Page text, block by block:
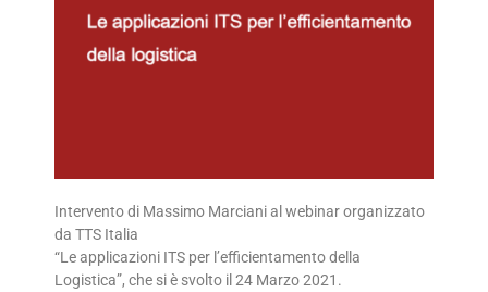
Intervento di Massimo Marciani al webinar organizzato
da TTS Italia
“Le applicazioni ITS per l’efficientamento della
Logistica”, che si è svolto il 24 Marzo 2021.